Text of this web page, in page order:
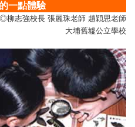
一點體驗
◎柳志強校長 張麗珠老師 趙穎思老師
大埔舊墟公立學校